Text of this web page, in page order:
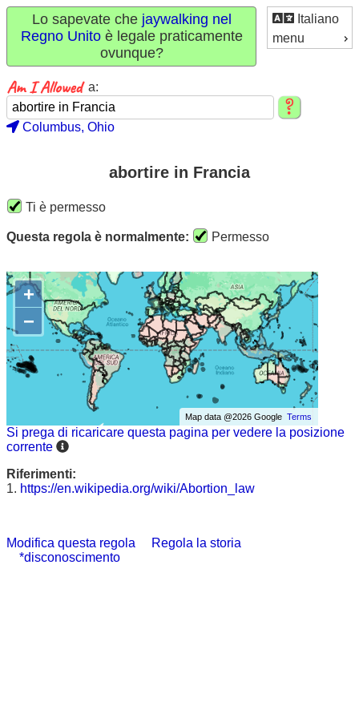
Italiano
menu
Lo sapevate che jaywalking nel
Regno Unitoè legale praticamente
ovunque?
a:
Columbus, Ohio
abortire in Francia
Ti è permesso
Questa regola è normalmente: Permesso
+
−
Map data @2026 GoogleTerms
Si prega di ricaricare questa pagina per vedere la posizione
corrente
Riferimenti:
1. https://en.wikipedia.org/wiki/Abortion_law
Modifica questa regola
Regola la storia
*disconoscimento